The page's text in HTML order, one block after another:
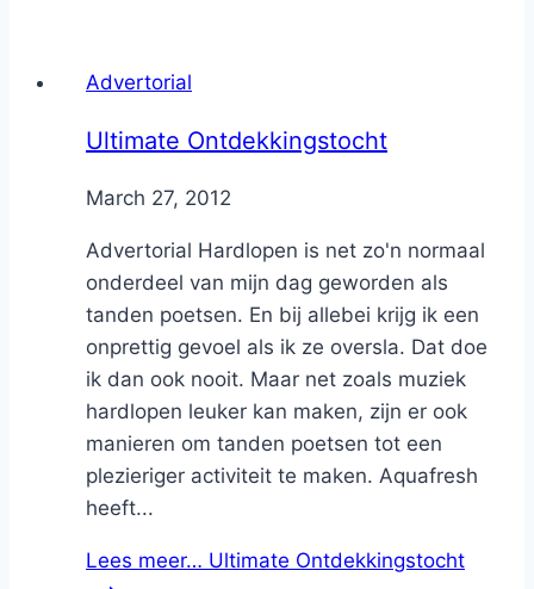
Advertorial
Ultimate Ontdekkingstocht
ByNicole
March 27, 2012
Advertorial Hardlopen is net zo'n normaal
onderdeel van mijn dag geworden als
tanden poetsen. En bij allebei krijg ik een
onprettig gevoel als ik ze oversla. Dat doe
ik dan ook nooit. Maar net zoals muziek
hardlopen leuker kan maken, zijn er ook
manieren om tanden poetsen tot een
plezieriger activiteit te maken. Aquafresh
heeft...
Lees meer… Ultimate Ontdekkingstocht